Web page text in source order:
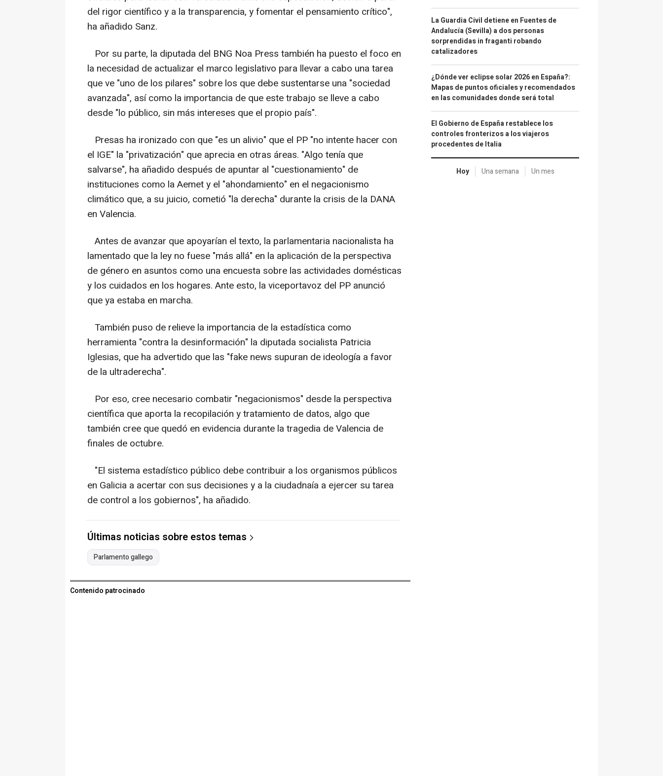
del rigor científico y a la transparencia, y fomentar el pensamiento crítico",
ha añadido Sanz.
Por su parte, la diputada del BNG Noa Press también ha puesto el foco en
la necesidad de actualizar el marco legislativo para llevar a cabo una tarea
que ve "uno de los pilares" sobre los que debe sustentarse una "sociedad
avanzada", así como la importancia de que este trabajo se lleve a cabo
desde "lo público, sin más intereses que el propio país".
Presas ha ironizado con que "es un alivio" que el PP "no intente hacer con
el IGE" la "privatización" que aprecia en otras áreas. "Algo tenía que
salvarse", ha añadido después de apuntar al "cuestionamiento" de
instituciones como la Aemet y el "ahondamiento" en el negacionismo
climático que, a su juicio, cometió "la derecha" durante la crisis de la DANA
en Valencia.
Antes de avanzar que apoyarían el texto, la parlamentaria nacionalista ha
lamentado que la ley no fuese "más allá" en la aplicación de la perspectiva
de género en asuntos como una encuesta sobre las actividades domésticas
y los cuidados en los hogares. Ante esto, la viceportavoz del PP anunció
que ya estaba en marcha.
También puso de relieve la importancia de la estadística como
herramienta "contra la desinformación" la diputada socialista Patricia
Iglesias, que ha advertido que las "fake news supuran de ideología a favor
de la ultraderecha".
Por eso, cree necesario combatir "negacionismos" desde la perspectiva
científica que aporta la recopilación y tratamiento de datos, algo que
también cree que quedó en evidencia durante la tragedia de Valencia de
finales de octubre.
"El sistema estadístico público debe contribuir a los organismos públicos
en Galicia a acertar con sus decisiones y a la ciudadnaía a ejercer su tarea
de control a los gobiernos", ha añadido.
Últimas noticias sobre estos temas
Parlamento gallego
Contenido patrocinado
La Guardia Civil detiene en Fuentes de
Andalucía (Sevilla) a dos personas
sorprendidas in fraganti robando
catalizadores
¿Dónde ver eclipse solar 2026 en España?:
Mapas de puntos oficiales y recomendados
en las comunidades donde será total
El Gobierno de España restablece los
controles fronterizos a los viajeros
procedentes de Italia
Hoy Una semana Un mes